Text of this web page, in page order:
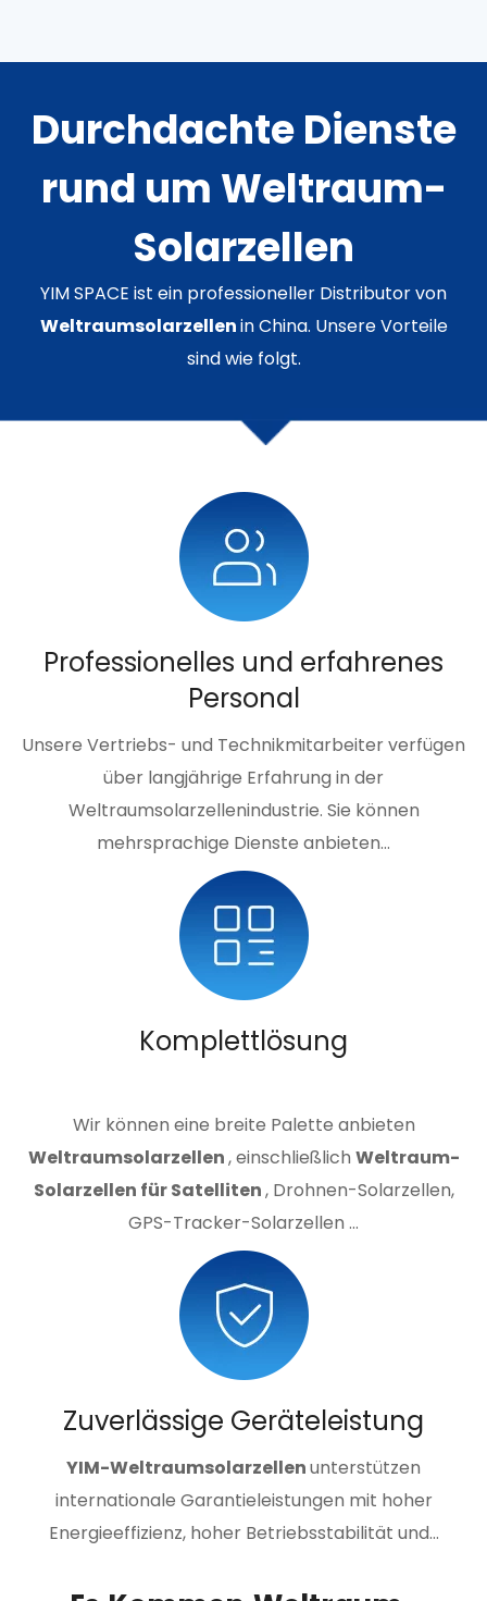
Durchdachte Dienste
rund um Weltraum-
Solarzellen
YIM SPACE ist ein professioneller Distributor von
Weltraumsolarzellenin China. Unsere Vorteile
sind wie folgt.
Professionelles und erfahrenes
Personal
Unsere Vertriebs- und Technikmitarbeiter verfügen
über langjährige Erfahrung in der
Weltraumsolarzellenindustrie. Sie können
mehrsprachige Dienste anbieten...
Komplettlösung
Wir können eine breite Palette anbieten
Weltraumsolarzellen, einschließlich Weltraum-
Solarzellen für Satelliten, Drohnen-Solarzellen,
GPS-Tracker-Solarzellen ...
Zuverlässige Geräteleistung
YIM-Weltraumsolarzellenunterstützen
internationale Garantieleistungen mit hoher
Energieeffizienz, hoher Betriebsstabilität und...